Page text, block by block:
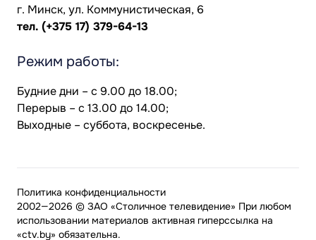
г. Минск, ул. Коммунистическая, 6
тел. (+375 17) 379-64-13
Режим работы:
Будние дни – с 9.00 до 18.00;
Перерыв – с 13.00 до 14.00;
Выходные – суббота, воскресенье.
2002—2026 © ЗАО «Столичное телевидение» При любом
использовании материалов активная гиперссылка на
«ctv.by» обязательна.
Политика конфиденциальности